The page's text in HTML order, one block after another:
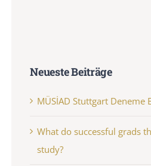
Neueste Beiträge
MÜSİAD Stuttgart Deneme
What do successful grads
study?